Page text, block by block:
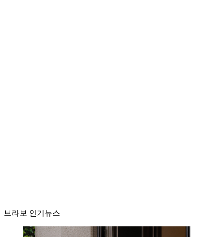
브라보 인기뉴스